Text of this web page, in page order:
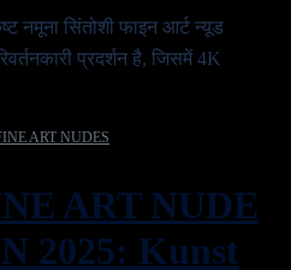
नमूना सिंतोशी फाइन आर्ट न्यूड
प्रदर्शन है, जिसमें 4K
ART NUDES
ART NUDE
2025: Kunst